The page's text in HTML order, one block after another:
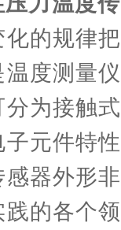
的规律
度测量
为接触
元件特
器外形
的各个